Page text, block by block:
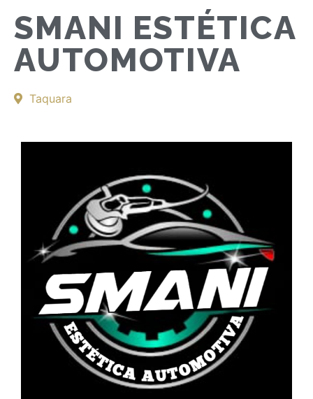
SMANI ESTÉTICA
AUTOMOTIVA
Taquara